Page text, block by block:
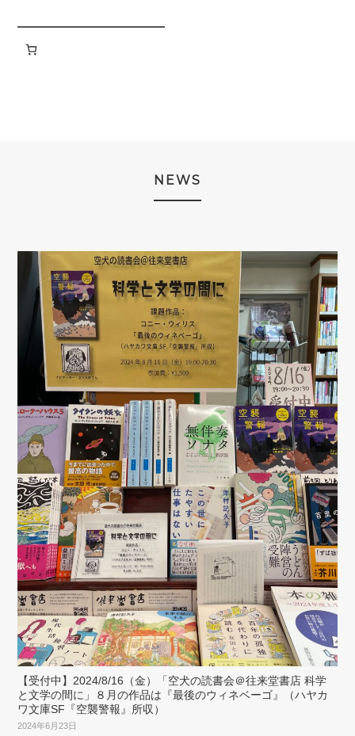
NEWS
【受付中】2024/8/16（金）「空犬の読書会＠往来堂書店 科学
と文学の間に」８月の作品は『最後のウィネベーゴ』（ハヤカ
ワ文庫SF『空襲警報』所収）
2024年6月23日